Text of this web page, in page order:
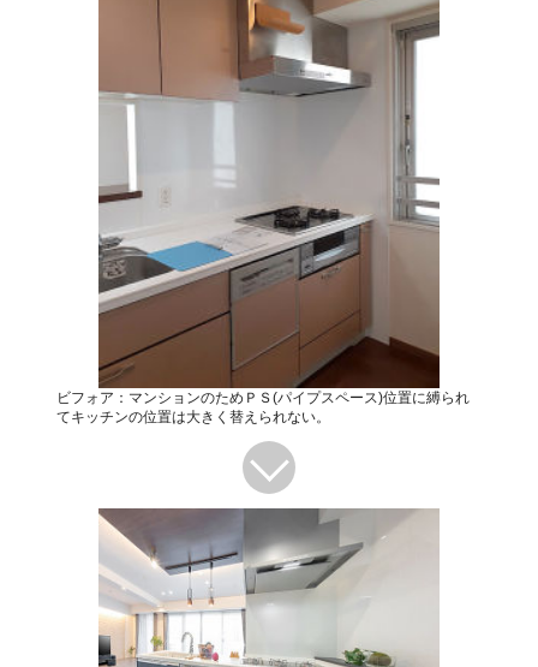
ビフォア：マンションのためＰＳ(パイプスペース)位置に縛られ
てキッチンの位置は大きく替えられない。